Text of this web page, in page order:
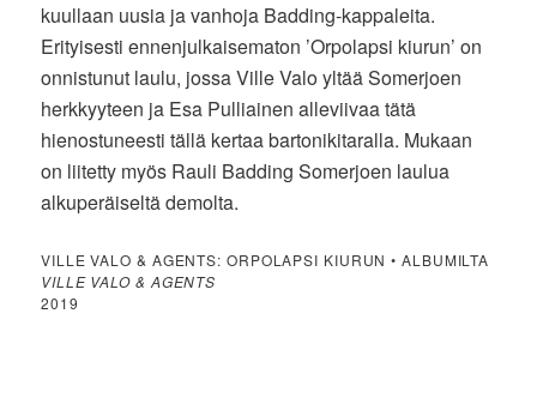
kuullaan uusia ja vanhoja Badding-kappaleita.
Erityisesti ennenjulkaisematon ’Orpolapsi kiurun’ on
onnistunut laulu, jossa Ville Valo yltää Somerjoen
herkkyyteen ja Esa Pulliainen alleviivaa tätä
hienostuneesti tällä kertaa bartonikitaralla. Mukaan
on liitetty myös Rauli Badding Somerjoen laulua
alkuperäiseltä demolta.
VILLE VALO & AGENTS: ORPOLAPSI KIURUN • ALBUMILTA
VILLE VALO & AGENTS
2019